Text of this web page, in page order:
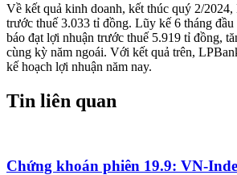
Về kết quả kinh doanh, kết thúc quý 2/
trước thuế 3.033 tỉ đồng. Lũy kế 6 tháng đầu
báo đạt lợi nhuận trước thuế 5.919 tỉ đồng,
cùng kỳ năm ngoái. Với kết quả trên,
kế hoạch lợi nhuận năm nay.
Tin liên quan
Chứng khoán phiên 19.9: VN-